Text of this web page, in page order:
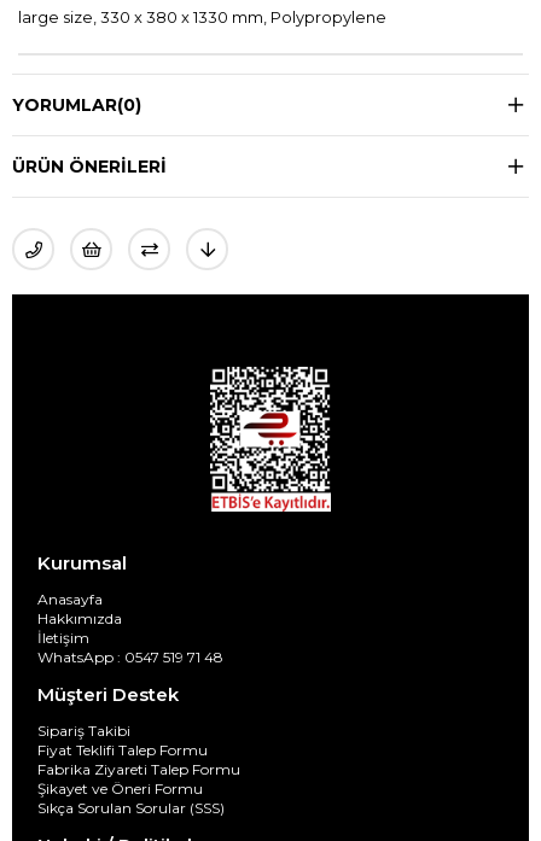
large size, 330 x 380 x 1330 mm, Polypropylene
YORUMLAR(0)
ÜRÜN ÖNERILERI
Kurumsal
Anasayfa
Hakkımızda
İletişim
WhatsApp : 0547 519 71 48
Müşteri Destek
Sipariş Takibi
Fiyat Teklifi Talep Formu
Fabrika Ziyareti Talep Formu
Şikayet ve Öneri Formu
Sıkça Sorulan Sorular (SSS)